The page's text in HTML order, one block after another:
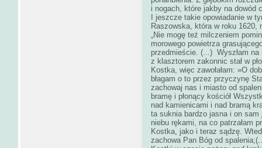
i nogach, które jakby na dowód
I jeszcze takie opowiadanie w
Raszowska, która w roku 1620,
„Nie mogę też milczeniem
morowego powietrza
przedmieście. (...) Wyszłam
z klasztorem zakonnic stał w
Kostka, więc zawołałam: »O
błagam o to przez przyczynę
zachowaj nas i miasto od
bramę i płonący kościół
nad kamienicami i nad bramą
ta suknia bardzo jasna i on
niebu rękami, na co patrzałam
Kostka, jako i teraz sądzę.
zachowa Pan Bóg od